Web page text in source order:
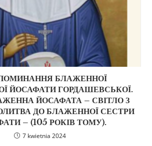
БЛАЖЕННОЇ
ЙОСАФАТИ ГОРДАШЕВСЬКОЇ.
ЙОСАФАТА – СВІТЛО З
ДО БЛАЖЕННОЇ СЕСТРИ
– (105 РОКІВ ТОМУ).
7 kwietnia 2024